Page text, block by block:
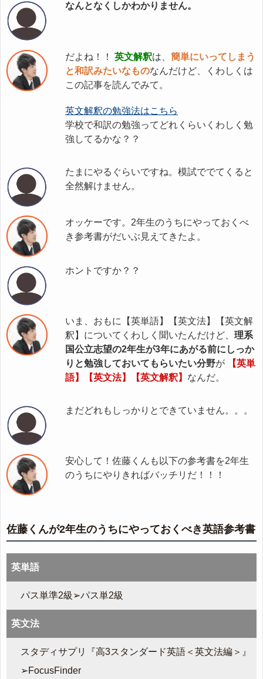
なんとなくしかわかりません。
だよね！！ 英文解釈は、 簡単にいってしまう
と和訳みたいなものなんだけど、くわしくは
この記事を読んでみて。
英文解釈の勉強法はこちら
学校で和訳の勉強ってどれくらいくわしく勉
強してるかな？？
たまにやるぐらいですね。模試ででてくると
全然解けません。
オッケーです。2年生のうちにやっておくべ
き参考書がだいぶ見えてきたよ。
ホントですか？？
いま、おもに【英単語】【英文法】【英文解
釈】についてくわしく聞いたんだけど、 理系
国公立志望の2年生が3年にあがる前にしっか
りと勉強しておいてもらいたい分野が
【英単
語】【英文法】【英文解釈】 なんだ。
まだどれもしっかりとできていません。。。
安心して！佐藤くんも以下の参考書を2年生
のうちにやりきればバッチリだ！！！
佐藤くんが2年生のうちにやっておくべき英語参考書
英単語
パス単準2級➢パス単2級
英文法
スタディサプリ『高3スタンダード英語＜英文法編＞』
➢FocusFinder